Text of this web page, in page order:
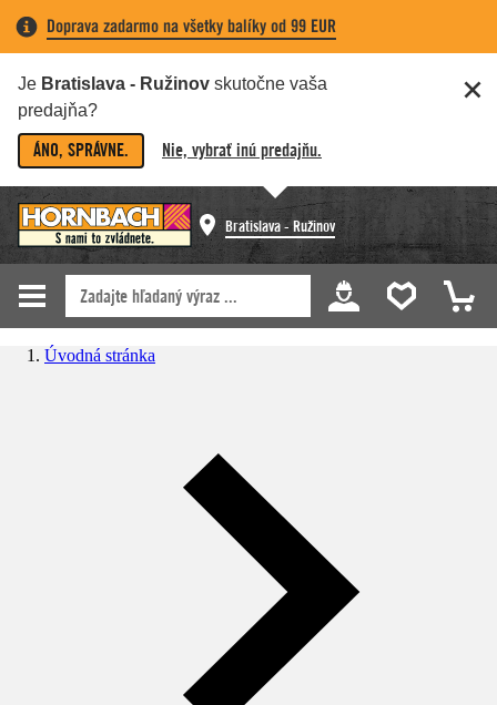
Doprava zadarmo na všetky balíky od 99 EUR
Je Bratislava - Ružinov skutočne vaša
predajňa?
ÁNO, SPRÁVNE. Nie, vybrať inú predajňu.
Bratislava - Ružinov
Úvodná stránka